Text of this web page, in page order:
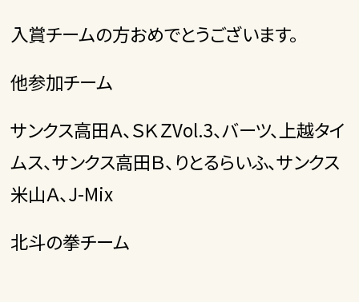
入賞チームの方おめでとうございます。
他参加チーム
サンクス高田Ａ、ＳＫＺVol.3、バーツ、上越タイ
ムス、サンクス高田Ｂ、りとるらいふ、サンクス
米山Ａ、J-Mix
北斗の拳チーム